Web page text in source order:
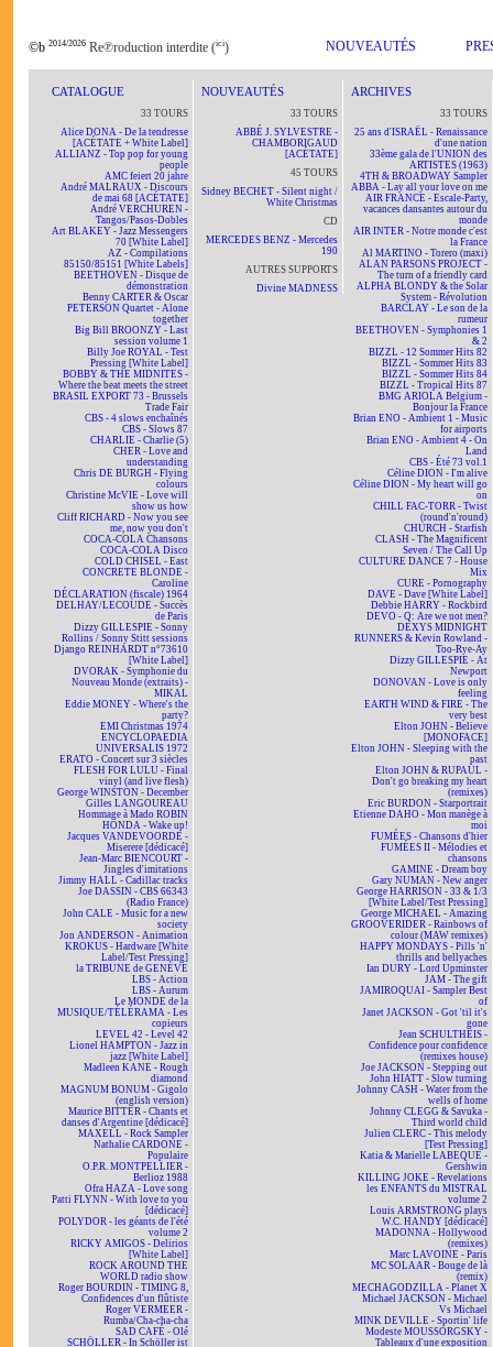
©b 2014/2026 Re℗roduction interdite (ici) NOUVEAUTÉS
CATALOGUE
33 TOURS
Alice DONA - De la tendresse
[ACÉTATE + White Label]
ALLIANZ - Top pop for young
people
AMC feiert 20 jahre
André MALRAUX - Discours
de mai 68 [ACÉTATE]
André VERCHUREN -
Tangos/Pasos-Dobles
Art BLAKEY - Jazz Messengers
70 [White Label]
AZ - Compilations
85150/85151 [White Labels]
BEETHOVEN - Disque de
démonstration
Benny CARTER & Oscar
PETERSON Quartet - Alone
together
Big Bill BROONZY - Last
session volume 1
Billy Joe ROYAL - Test
Pressing [White Label]
BOBBY & THE MIDNITES -
Where the beat meets the street
BRASIL EXPORT 73 - Brussels
Trade Fair
CBS - 4 slows enchaînés
CBS - Slows 87
CHARLIE - Charlie (5)
CHER - Love and
understanding
Chris DE BURGH - Flying
colours
Christine McVIE - Love will
show us how
Cliff RICHARD - Now you see
me, now you don't
COCA-COLA Chansons
COCA-COLA Disco
COLD CHISEL - East
CONCRETE BLONDE -
Caroline
DÉCLARATION (fiscale) 1964
DELHAY/LECOUDE - Succès
de Paris
Dizzy GILLESPIE - Sonny
Rollins / Sonny Stitt sessions
Django REINHARDT n°73610
[White Label]
DVORAK - Symphonie du
Nouveau Monde (extraits) -
MIKAL
Eddie MONEY - Where's the
party?
EMI Christmas 1974
ENCYCLOPAEDIA
UNIVERSALIS 1972
ERATO - Concert sur 3 siècles
FLESH FOR LULU - Final
vinyl (and live flesh)
George WINSTON - December
Gilles LANGOUREAU
Hommage à Mado ROBIN
HONDA - Wake up!
Jacques VANDEVOORDE -
Miserere [dédicacé]
Jean-Marc BIENCOURT -
Jingles d'imitations
Jimmy HALL - Cadillac tracks
Joe DASSIN - CBS 66343
(Radio France)
John CALE - Music for a new
society
Jon ANDERSON - Animation
KROKUS - Hardware [White
Label/Test Pressing]
la TRIBUNE de GENÈVE
LBS - Action
LBS - Aurum
Le MONDE de la
MUSIQUE/TÉLÉRAMA - Les
copieurs
LEVEL 42 - Level 42
Lionel HAMPTON - Jazz in
jazz [White Label]
Madleen KANE - Rough
diamond
MAGNUM BONUM - Gigolo
(english version)
Maurice BITTER - Chants et
danses d'Argentine [dédicacé]
MAXELL - Rock Sampler
Nathalie CARDONE -
Populaire
O.P.R. MONTPELLIER -
Berlioz 1988
Ofra HAZA - Love song
Patti FLYNN - With love to you
[dédicacé]
POLYDOR - les géants de l'été
volume 2
RICKY AMIGOS - Delirios
[White Label]
ROCK AROUND THE
WORLD radio show
Roger BOURDIN - TIMING 8,
Confidences d'un flûtiste
Roger VERMEER -
Rumba/Cha-cha-cha
SAD CAFÉ - Olé
SCHÖLLER - In Schöller ist
NOUVEAUTÉS
33 TOURS
ABBÉ J. SYLVESTRE -
CHAMBORIGAUD
[ACÉTATE]
45 TOURS
Sidney BECHET - Silent night /
White Christmas
CD
MERCEDES BENZ - Mercedes
190
AUTRES SUPPORTS
Divine MADNESS
ARCHIVES
33 TOURS
25 ans d'ISRAËL - Renaissance
d'une nation
33ème gala de l'UNION des
ARTISTES (1963)
4TH & BROADWAY Sampler
ABBA - Lay all your love on me
AIR FRANCE - Escale-Party,
vacances dansantes autour du
monde
AIR INTER - Notre monde c'est
la France
Al MARTINO - Torero (maxi)
ALAN PARSONS PROJECT -
The turn of a friendly card
ALPHA BLONDY & the Solar
System - Révolution
BARCLAY - Le son de la
rumeur
BEETHOVEN - Symphonies 1
& 2
BIZZL - 12 Sommer Hits 82
BIZZL - Sommer Hits 83
BIZZL - Sommer Hits 84
BIZZL - Tropical Hits 87
BMG ARIOLA Belgium -
Bonjour la France
Brian ENO - Ambient 1 - Music
for airports
Brian ENO - Ambient 4 - On
Land
CBS - Été 73 vol.1
Céline DION - I'm alive
Céline DION - My heart will go
on
CHILL FAC-TORR - Twist
(round'n'round)
CHURCH - Starfish
CLASH - The Magnificent
Seven / The Call Up
CULTURE DANCE 7 - House
Mix
CURE - Pornography
DAVE - Dave [White Label]
Debbie HARRY - Rockbird
DEVO - Q: Are we not men?
DEXYS MIDNIGHT
RUNNERS & Kevin Rowland -
Too-Rye-Ay
Dizzy GILLESPIE - At
Newport
DONOVAN - Love is only
feeling
EARTH WIND & FIRE - The
very best
Elton JOHN - Believe
[MONOFACE]
Elton JOHN - Sleeping with the
past
Elton JOHN & RUPAUL -
Don't go breaking my heart
(remixes)
Eric BURDON - Starportrait
Etienne DAHO - Mon manège à
moi
FUMÉES - Chansons d'hier
FUMÉES II - Mélodies et
chansons
GAMINE - Dream boy
Gary NUMAN - New anger
George HARRISON - 33 & 1/3
[White Label/Test Pressing]
George MICHAEL - Amazing
GROOVERIDER - Rainbows of
colour (MAW remixes)
HAPPY MONDAYS - Pills 'n'
thrills and bellyaches
Ian DURY - Lord Upminster
JAM - The gift
JAMIROQUAI - Sampler Best
of
Janet JACKSON - Got 'til it's
gone
Jean SCHULTHEIS -
Confidence pour confidence
(remixes house)
Joe JACKSON - Stepping out
John HIATT - Slow turning
Johnny CASH - Water from the
wells of home
Johnny CLEGG & Savuka -
Third world child
Julien CLERC - This melody
[Test Pressing]
Katia & Marielle LABEQUE -
Gershwin
KILLING JOKE - Revelations
les ENFANTS du MISTRAL
volume 2
Louis ARMSTRONG plays
W.C. HANDY [dédicacé]
MADONNA - Hollywood
(remixes)
Marc LAVOINE - Paris
MC SOLAAR - Bouge de là
(remix)
MECHAGODZILLA - Planet X
Michael JACKSON - Michael
Vs Michael
MINK DEVILLE - Sportin' life
Modeste MOUSSORGSKY -
Tableaux d'une exposition